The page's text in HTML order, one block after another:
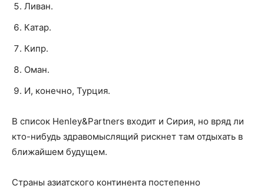
Ливан.
Катар.
Кипр.
Оман.
И, конечно, Турция.
В список Henley&Partners входит и Сирия, но вряд ли
кто-нибудь здравомыслящий рискнет там отдыхать в
ближайшем будущем.
Страны азиатского континента постепенно